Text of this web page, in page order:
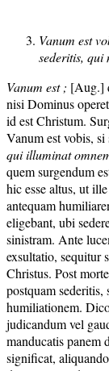
Vanum est
sederitis, qui
Vanum est ; [Aug.]
nisi Dominus
id est Christum.
Vanum est vobis,
qui illuminat
quem surgendum
hic esse altus, ut
antequam
eligebant, ubi
sinistram. Ante
exsultatio, sequitur
Christus. Post
postquam sederitis,
humiliationem.
judicandum vel
manducatis panem
significat,